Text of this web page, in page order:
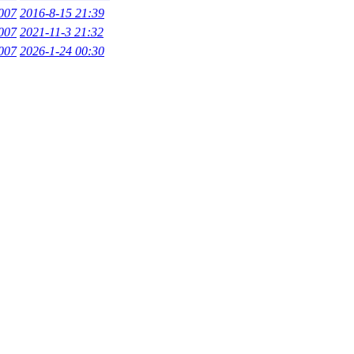
2016-8-15 21:39
2021-11-3 21:32
2026-1-24 00:30